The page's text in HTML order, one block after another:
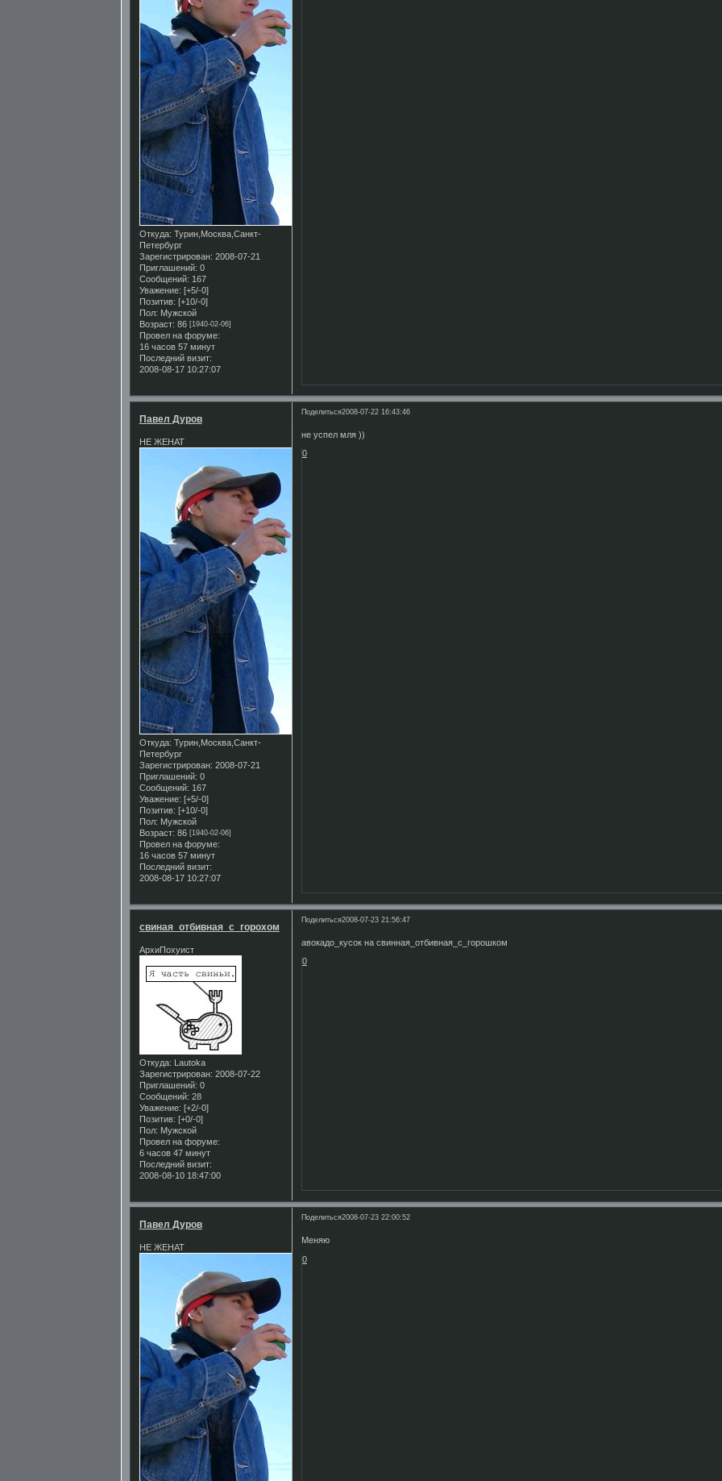
Откуда: Турин,Москва,Санкт-
Петербург
Зарегистрирован: 2008-07-21
Приглашений: 0
Сообщений: 167
Уважение: [+5/-0]
Позитив: [+10/-0]
Пол: Мужской
Возраст: 86 [1940-02-06]
Провел на форуме:
16 часов 57 минут
Последний визит:
2008-08-17 10:27:07
Поделиться2008-07-22 16:43:46
Павел Дуров
НЕ ЖЕНАТ
Откуда: Турин,Москва,Санкт-
Петербург
Зарегистрирован: 2008-07-21
Приглашений: 0
Сообщений: 167
Уважение: [+5/-0]
Позитив: [+10/-0]
Пол: Мужской
Возраст: 86 [1940-02-06]
Провел на форуме:
16 часов 57 минут
Последний визит:
2008-08-17 10:27:07
не успел мля ))
0
Поделиться2008-07-23 21:56:47
свиная_отбивная_с_горохом
АрхиПохуист
Откуда: Lautoka
Зарегистрирован: 2008-07-22
Приглашений: 0
Сообщений: 28
Уважение: [+2/-0]
Позитив: [+0/-0]
Пол: Мужской
Провел на форуме:
6 часов 47 минут
Последний визит:
2008-08-10 18:47:00
авокадо_кусок на свинная_отбивная_с_горошком
0
Поделиться2008-07-23 22:00:52
Павел Дуров
НЕ ЖЕНАТ
Меняю
0